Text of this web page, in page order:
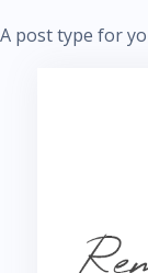
A post type for